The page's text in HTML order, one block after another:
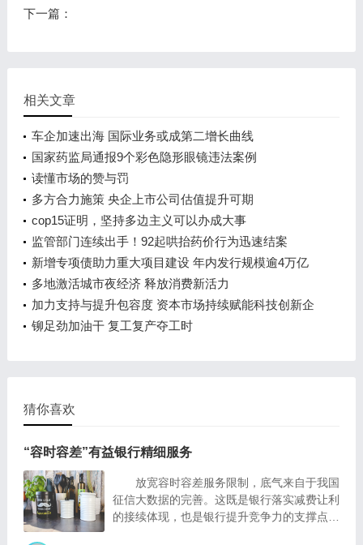
下一篇：
相关文章
车企加速出海 国际业务或成第二增长曲线
国家药监局通报9个彩色隐形眼镜违法案例
读懂市场的赞与罚
多方合力施策 央企上市公司估值提升可期
cop15证明，坚持多边主义可以办成大事
监管部门连续出手！92起哄抬药价行为迅速结案
新增专项债助力重大项目建设 年内发行规模逾4万亿
元
多地激活城市夜经济 释放消费新活力
加力支持与提升包容度 资本市场持续赋能科技创新企
业
铆足劲加油干 复工复产夺工时
猜你喜欢
“容时容差”有益银行精细服务
放宽容时容差服务限制，底气来自于我国
征信大数据的完善。这既是银行落实减费让利
的接续体现，也是银行提升竞争力的支撑点。